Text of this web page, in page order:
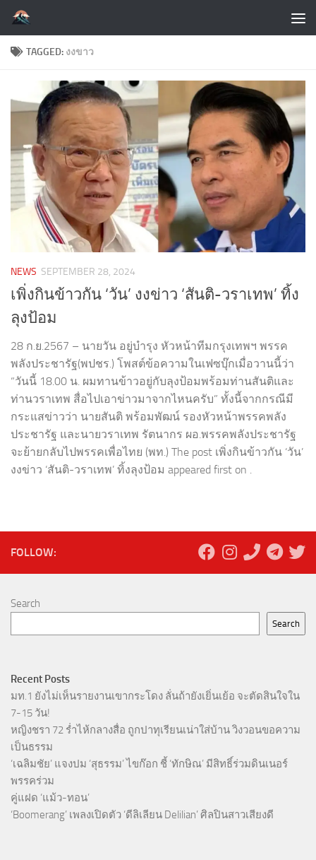
Skip to content
TAGGED: งงขาว
NEWS SEPTEMBER 28, 2024
เพิ่งกินข้าวกัน ‘วัน’ งงข่าว ‘สันติ-วราเทพ’ ทิ้ง
ลุงป้อม
28 ก.ย.2567 – นายวัน อยู่บำรุง หัวหน้าทีมกรุงเทพฯ พรรค
พลังประชารัฐ(พปชร.) โพสต์ข้อความในเฟซบุ๊กเมื่อวานนี้ว่า
“วันนี้ 18.00 น. ผมทานข้าวอยู่กับลุงป้อมพร้อมท่านสันติและ
ท่านวราเทพ สื่อไปเอาข่าวมาจากไหนครับ” ทั้งนี้จากกรณีมี
กระแสข่าวว่า นายสันติ พร้อมพัฒน์ รองหัวหน้าพรรคพลัง
ประชารัฐ และนายวราเทพ รัตนากร ผอ.พรรคพลังประชารัฐ
จะย้ายกลับไปพรรคเพื่อไทย (พท.) The post เพิ่งกินข้าวกัน ‘วัน’
งงข่าว ‘สันติ-วราเทพ’ ทิ้งลุงป้อม appeared first on .
FOLLOW:
Search
Search
Recent Posts
มท.1 ยังไม่เห็นรายงานเขากระโดง ลั่นถ้ายังเยิ่นเย้อ จะตัดสินใจใน
7-15 วัน!
หญิงชรา 72 ร่ำไห้กลางสื่อ ถูกปาทุเรียนเน่าใส่บ้าน วิงวอนขอความ
เป็นธรรม
‘เฉลิมชัย’ แจงปม ‘สุธรรม’ ไขก๊อก ชี้ ‘ทักษิณ’ มีสิทธิ์ร่วมดินเนอร์
พรรคร่วม
คู่แฝด ‘แม้ว-ทอน’
‘Boomerang’ เพลงเปิดตัว ‘ดีลิเลียน Delilian’ ศิลปินสาวเสียงดี